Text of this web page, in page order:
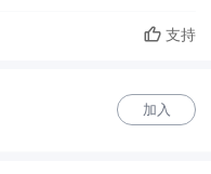
支持
加入